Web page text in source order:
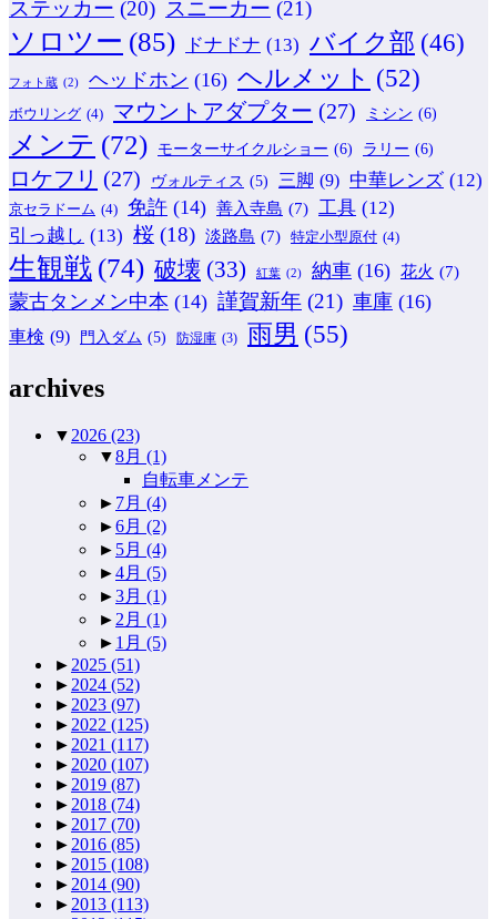
ステッカー (20) スニーカー (21)
ソロツー (85) ドナドナ (13) バイク部 (46)
フォト蔵 (2) ヘッドホン (16) ヘルメット (52)
ボウリング (4) マウントアダプター (27) ミシン (6)
メンテ (72) モーターサイクルショー (6) ラリー (6)
ロケフリ (27) ヴォルティス (5) 三脚 (9) 中華レンズ (12)
京セラドーム (4) 免許 (14) 善入寺島 (7) 工具 (12)
引っ越し (13) 桜 (18) 淡路島 (7) 特定小型原付 (4)
生観戦 (74) 破壊 (33) 紅葉 (2) 納車 (16) 花火 (7)
蒙古タンメン中本 (14) 謹賀新年 (21) 車庫 (16)
車検 (9) 門入ダム (5) 防湿庫 (3) 雨男 (55)
archives
▼ 2026 (23)
▼8月 (1)
自転車メンテ
► 7月 (4)
►6月 (2)
► 5月 (4)
►4月 (5)
►3月 (1)
► 2月 (1)
► 1月 (5)
► 2025 (51)
► 2024 (52)
► 2023 (97)
► 2022 (125)
► 2021 (117)
► 2020 (107)
► 2019 (87)
► 2018 (74)
► 2017 (70)
► 2016 (85)
► 2015 (108)
► 2014 (90)
► 2013 (113)